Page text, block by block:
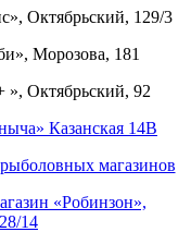
Октябрьский, 129/3
Морозова, 181
Октябрьский, 92
Казанская 14В
магазинов
«Робинзон»,
14